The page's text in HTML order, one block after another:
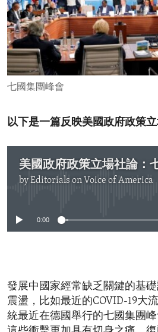
MIDDLE EAST
DEMOCRACY AND GOVERNANCE
ECONOMY AND TRADE
ENVIRONMENT AND HEALTH
IDEALS AND INSTITUTIONS
七國集團峰會
以下是一篇反映美國政府政策立
byEditorials on Voice of America
0:00
發展中國家經常缺乏關鍵的基
震盪，比如最近的COVID-19大
統最近在德國舉行的七國集團